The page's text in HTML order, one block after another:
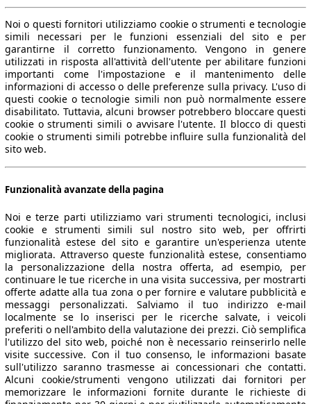
Noi o questi fornitori utilizziamo cookie o strumenti e tecnologie
simili necessari per le funzioni essenziali del sito e per
garantirne il corretto funzionamento. Vengono in genere
utilizzati in risposta all'attività dell'utente per abilitare funzioni
importanti come l'impostazione e il mantenimento delle
informazioni di accesso o delle preferenze sulla privacy. L'uso di
questi cookie o tecnologie simili non può normalmente essere
disabilitato. Tuttavia, alcuni browser potrebbero bloccare questi
cookie o strumenti simili o avvisare l'utente. Il blocco di questi
cookie o strumenti simili potrebbe influire sulla funzionalità del
sito web.
Funzionalità avanzate della pagina
Noi e terze parti utilizziamo vari strumenti tecnologici, inclusi
cookie e strumenti simili sul nostro sito web, per offrirti
funzionalità estese del sito e garantire un'esperienza utente
migliorata. Attraverso queste funzionalità estese, consentiamo
la personalizzazione della nostra offerta, ad esempio, per
continuare le tue ricerche in una visita successiva, per mostrarti
offerte adatte alla tua zona o per fornire e valutare pubblicità e
messaggi personalizzati. Salviamo il tuo indirizzo e-mail
localmente se lo inserisci per le ricerche salvate, i veicoli
preferiti o nell'ambito della valutazione dei prezzi. Ciò semplifica
l'utilizzo del sito web, poiché non è necessario reinserirlo nelle
visite successive. Con il tuo consenso, le informazioni basate
sull'utilizzo saranno trasmesse ai concessionari che contatti.
Alcuni cookie/strumenti vengono utilizzati dai fornitori per
memorizzare le informazioni fornite durante le richieste di